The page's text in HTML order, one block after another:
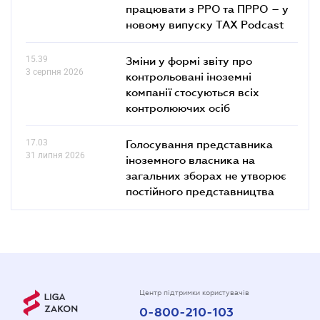
працювати з РРО та ПРРО – у
новому випуску TAX Podcast
15.39
3 серпня 2026
Зміни у формі звіту про
контрольовані іноземні
компанії стосуються всіх
контролюючих осіб
17.03
31 липня 2026
Голосування представника
іноземного власника на
загальних зборах не утворює
постійного представництва
Центр підтримки користувачів
0-800-210-103